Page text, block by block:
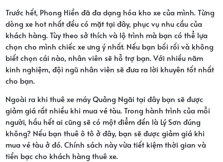
Trước hết, Phong Hiền đã đa dạng hóa kho xe của mình. Từng
dòng xe hot nhất đều có mặt tại đây, phục vụ nhu cầu của
khách hàng. Tùy theo sở thích và lộ trình mà bạn có thể lựa
chọn cho mình chiếc xe ưng ý nhất. Nếu bạn bối rối và không
biết chọn cái nào, nhân viên sẽ hỗ trợ bạn. Với nhiều năm
kinh nghiệm, đội ngũ nhân viên sẽ đưa ra lời khuyên tốt nhất
cho bạn.
Ngoài ra khi thuê xe máy Quảng Ngãi tại đây bạn sẽ được
giảm giá rất nhiều khi mua vé tàu. Trong hành trình của mỗi
người, hầu hết ai cũng sẽ có một điểm đến là Lý Sơn đúng
không? Nếu bạn thuê ô tô ở đây, bạn sẽ được giảm giá khi
mua vé tàu ở đó. Chính sách này vừa tiết kiệm thời gian và
tiền bạc cho khách hàng thuê xe.